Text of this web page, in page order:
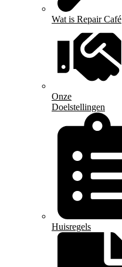
Wat is Repair Café
Onze
Doelstellingen
Huisregels